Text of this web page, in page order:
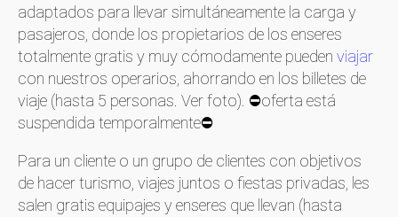
adaptados para llevar simultáneamente la carga y
pasajeros, donde los propietarios de los enseres
totalmente gratis y muy cómodamente pueden viajar
con nuestros operarios, ahorrando en los billetes de
viaje (hasta 5 personas. Ver foto). ⛔oferta está
suspendida temporalmente⛔
Para un cliente o un grupo de clientes con objetivos
de hacer turismo, viajes juntos o fiestas privadas, les
salen gratis equipajes y enseres que llevan (hasta